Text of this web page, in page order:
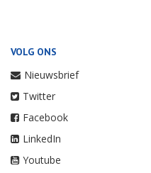
VOLG ONS
Nieuwsbrief
Twitter
Facebook
LinkedIn
Youtube